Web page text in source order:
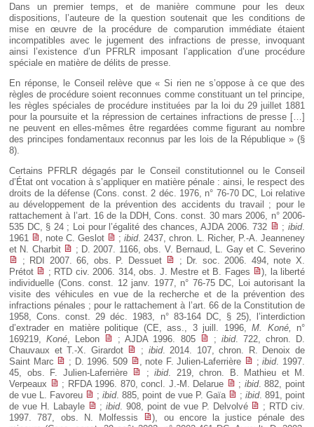
Dans un premier temps, et de manière commune pour les deux
dispositions, l’auteure de la question soutenait que les conditions de
mise en œuvre de la procédure de comparution immédiate étaient
incompatibles avec le jugement des infractions de presse, invoquant
ainsi l’existence d’un PFRLR imposant l’application d’une procédure
spéciale en matière de délits de presse.
En réponse, le Conseil relève que « Si rien ne s’oppose à ce que des
règles de procédure soient reconnues comme constituant un tel principe,
les règles spéciales de procédure instituées par la loi du 29 juillet 1881
pour la poursuite et la répression de certaines infractions de presse […]
ne peuvent en elles-mêmes être regardées comme figurant au nombre
des principes fondamentaux reconnus par les lois de la République » (§
8).
Certains PFRLR dégagés par le Conseil constitutionnel ou le Conseil
d’État ont vocation à s’appliquer en matière pénale : ainsi, le respect des
droits de la défense (Cons. const. 2 déc. 1976, n° 76-70 DC, Loi relative
au développement de la prévention des accidents du travail ; pour le
rattachement à l’art. 16 de la DDH, Cons. const. 30 mars 2006, n° 2006-
535 DC, § 24 ; Loi pour l’égalité des chances, AJDA 2006. 732
;ibid.
1961
, note C. Geslot ; ibid. 2437, chron. L. Richer, P.-A. Jeanneney
et N. Charbit
; D. 2007. 1166, obs. V. Bernaud, L. Gay et C. Severino
; RDI 2007. 66, obs. P. Dessuet
; Dr. soc. 2006. 494, note X.
Prétot
; RTD civ. 2006. 314, obs. J. Mestre et B. Fages
), la liberté
individuelle (Cons. const. 12 janv. 1977, n° 76-75 DC, Loi autorisant la
visite des véhicules en vue de la recherche et de la prévention des
infractions pénales ; pour le rattachement à l’art. 66 de la Constitution de
1958, Cons. const. 29 déc. 1983, n° 83-164 DC, § 25), l’interdiction
d’extrader en matière politique (CE, ass., 3 juill. 1996,M. Koné,
n°
169219,Koné , Lebon ; AJDA 1996. 805 ; ibid. 722, chron. D.
Chauvaux et T.-X. Girardot
; ibid. 2014. 107, chron. R. Denoix de
Saint Marc
; D. 1996. 509 , note F. Julien-Laferrière ;ibid. 1997.
45, obs. F. Julien-Laferrière
; ibid. 219, chron. B. Mathieu et M.
Verpeaux
; RFDA 1996. 870, concl. J.-M. Delarue ; ibid. 882, point
de vue L. Favoreu
;ibid. 885, point de vue P. Gaïa ; ibid. 891, point
de vue H. Labayle
;ibid. 908, point de vue P. Delvolvé
; RTD civ.
1997. 787, obs. N. Molfessis
), ou encore la justice pénale des